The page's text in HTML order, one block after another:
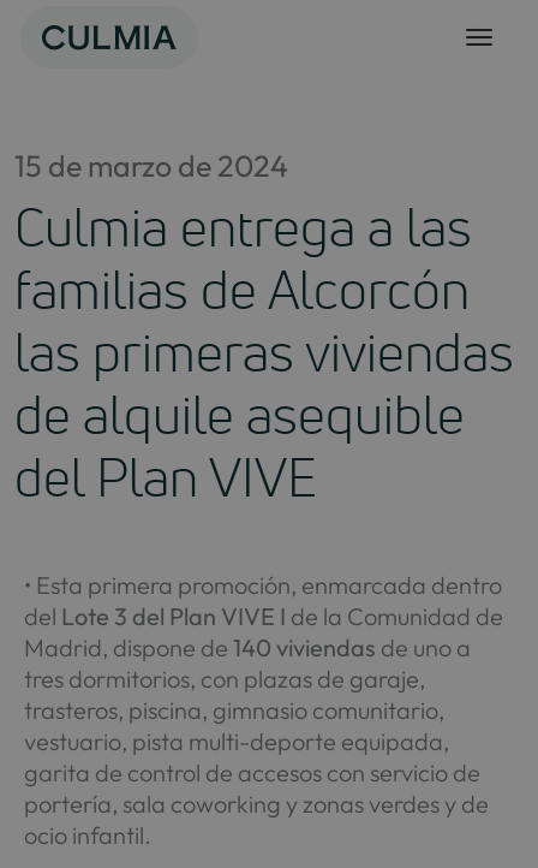
15 de marzo de 2024
Culmia entrega a las
familias de Alcorcón
las primeras viviendas
de alquile asequible
del Plan VIVE
• Esta primera promoción, enmarcada dentro
del Lote 3 del Plan VIVE I de la Comunidad de
Madrid, dispone de 140 viviendas de uno a
tres dormitorios, con plazas de garaje,
trasteros, piscina, gimnasio comunitario,
vestuario, pista multi-deporte equipada,
garita de control de accesos con servicio de
portería, sala coworking y zonas verdes y de
ocio infantil.